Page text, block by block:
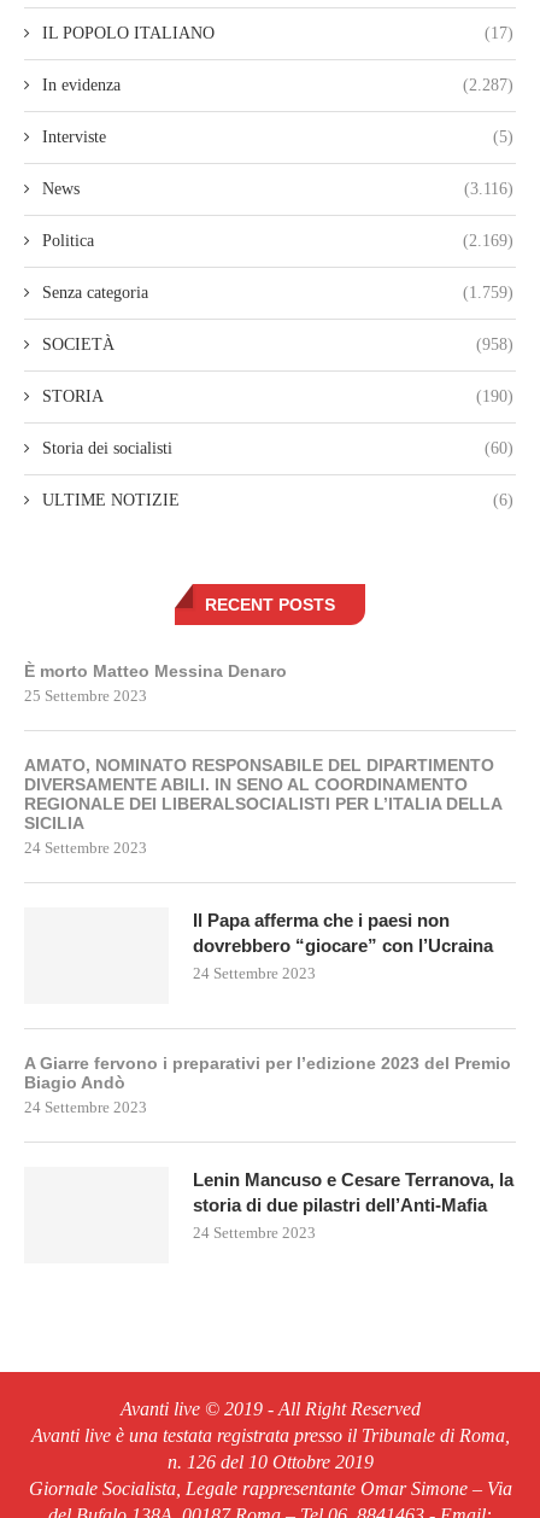
IL POPOLO ITALIANO (17)
In evidenza (2.287)
Interviste (5)
News (3.116)
Politica (2.169)
Senza categoria (1.759)
SOCIETÀ (958)
STORIA (190)
Storia dei socialisti (60)
ULTIME NOTIZIE (6)
RECENT POSTS
È morto Matteo Messina Denaro
25 Settembre 2023
AMATO, NOMINATO RESPONSABILE DEL DIPARTIMENTO
DIVERSAMENTE ABILI. IN SENO AL COORDINAMENTO
REGIONALE DEI LIBERALSOCIALISTI PER L’ITALIA DELLA
SICILIA
24 Settembre 2023
Il Papa afferma che i paesi non
dovrebbero “giocare” con l’Ucraina
24 Settembre 2023
A Giarre fervono i preparativi per l’edizione 2023 del Premio
Biagio Andò
24 Settembre 2023
Lenin Mancuso e Cesare Terranova, la
storia di due pilastri dell’Anti-Mafia
24 Settembre 2023
Avanti live © 2019 - All Right Reserved
Avanti live è una testata registrata presso il Tribunale di Roma,
n. 126 del 10 Ottobre 2019
Giornale Socialista, Legale rappresentante Omar Simone – Via